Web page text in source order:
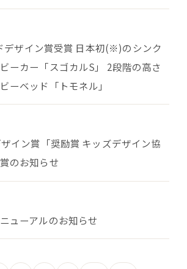
デザイン賞受賞 日本初(※)のシンク
ーカー「スゴカルS」 2段階の高さ
ーベッド「トモネル」
イン賞「奨励賞 キッズデザイン協
のお知らせ
ューアルのお知らせ